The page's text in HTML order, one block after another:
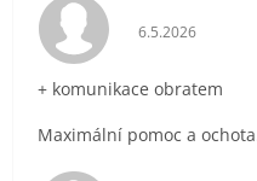
Hodnocení
6.5.2026
+ komunikace obratem
Maximální pomoc a